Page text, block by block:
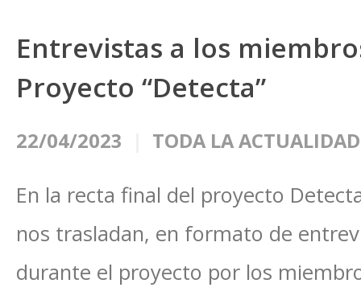
Entrevistas a los
Proyecto “Detecta”
22/04/2023 TODA LA ACTUALIDAD
En la recta final del proyecto
nos trasladan, en formato de
durante el proyecto por los